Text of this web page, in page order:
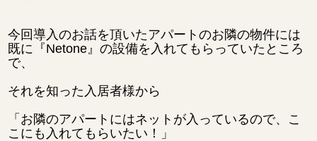
今回導入のお話を頂いたアパートのお隣の物件には
既に『Netone』の設備を入れてもらっていたところ
で、
それを知った入居者様から
「お隣のアパートにはネットが入っているので、こ
こにも入れてもらいたい！」